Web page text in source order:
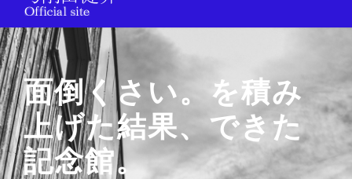
面倒くさい。を積み
上げた結果、できた
記念館。